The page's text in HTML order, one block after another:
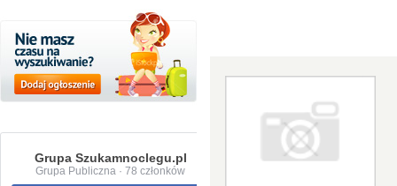
Grupa Szukamnoclegu.pl
Grupa Publiczna · 78 członków